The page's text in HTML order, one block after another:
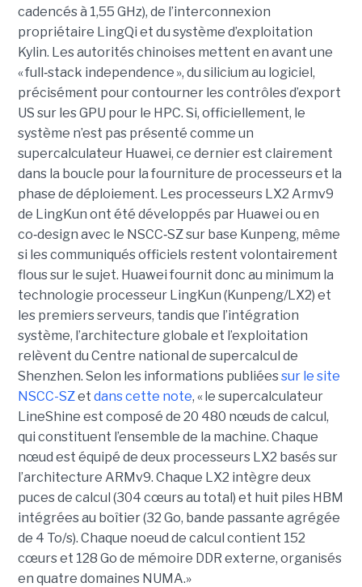
cadencés à 1,55 GHz), de l’interconnexion
propriétaire LingQi et du système d’exploitation
Kylin. Les autorités chinoises mettent en avant une
« full‑stack independence », du silicium au logiciel,
précisément pour contourner les contrôles d’export
US sur les GPU pour le HPC. Si, officiellement, le
système n’est pas présenté comme un
supercalculateur Huawei, ce dernier est clairement
dans la boucle pour la fourniture de processeurs et la
phase de déploiement. Les processeurs LX2 Armv9
de LingKun ont été développés par Huawei ou en
co‑design avec le NSCC‑SZ sur base Kunpeng, même
si les communiqués officiels restent volontairement
flous sur le sujet. Huawei fournit donc au minimum la
technologie processeur LingKun (Kunpeng/LX2) et
les premiers serveurs, tandis que l’intégration
système, l’architecture globale et l’exploitation
relèvent du Centre national de supercalcul de
Shenzhen. Selon les informations publiéessur le site
NSCC-SZet dans cette note, « le supercalculateur
LineShine est composé de 20 480 nœuds de calcul,
qui constituent l’ensemble de la machine. Chaque
nœud est équipé de deux processeurs LX2 basés sur
l’architecture ARMv9. Chaque LX2 intègre deux
puces de calcul (304 cœurs au total) et huit piles HBM
intégrées au boîtier (32 Go, bande passante agrégée
de 4 To/s). Chaque noeud de calcul contient 152
cœurs et 128 Go de mémoire DDR externe, organisés
en quatre domaines NUMA.»